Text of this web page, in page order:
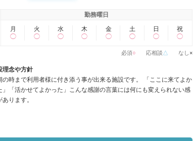
勤務曜日
月
◯
火
◯
水
◯
木
◯
金
◯
土
◯
日
◯
祝
◯
必須○ 応相談 △ なし ×
理念や方針
時まで利用者様に付き添う事が出来る施設です。 「ここに来てよか
」「活かせてよかった」こんな感謝の言葉には何にも変えられない感
あります。